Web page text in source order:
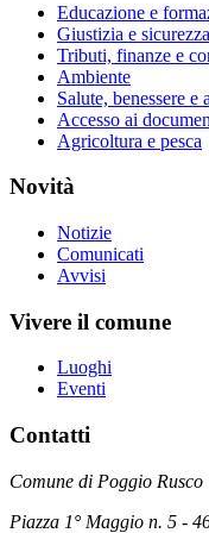
Educazione e
Giustizia e
Tributi, finanze e
Ambiente
Salute, benessere e
Accesso ai
Agricoltura e pesca
Novità
Notizie
Comunicati
Avvisi
Vivere il comune
Luoghi
Eventi
Contatti
Comune di Poggio Rusco
Piazza 1° Maggio n. 5 -